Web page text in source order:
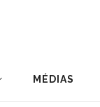
MÉDIAS